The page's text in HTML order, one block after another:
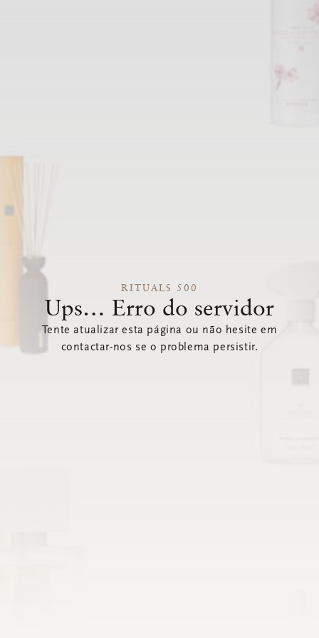
RITUALS 500
Ups… Erro do servidor
Tente atualizar esta página ou não hesite em
contactar-nos se o problema persistir.